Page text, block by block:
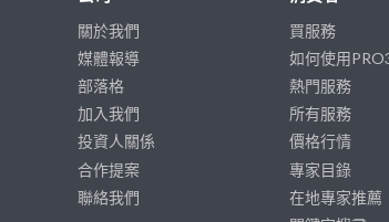
關於我們
媒體報導
部落格
加入我們
投資人關係
合作提案
聯絡我們
買服務
如何使用
熱門服務
所有服務
價格行情
專家目錄
在地專家推薦